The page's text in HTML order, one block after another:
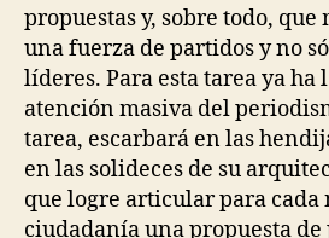
propuestas y, sobre todo, que
una fuerza de partidos y no
líderes. Para esta tarea ya ha
atención masiva del
tarea, escarbará en las
en las solideces de su
que logre articular para cada
ciudadanía una propuesta